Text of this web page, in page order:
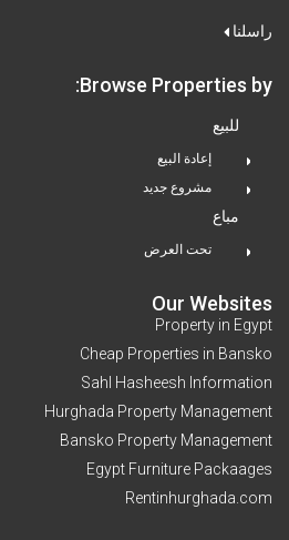
راسلنا
Browse Properties by:
للبيع
إعادة البيع
مشروع جديد
مباع
تحت العرض
Our Websites
Property in Egypt
Cheap Properties in Bansko
Sahl Hasheesh Information
Hurghada Property Management
Bansko Property Management
Egypt Furniture Packaages
Rentinhurghada.com